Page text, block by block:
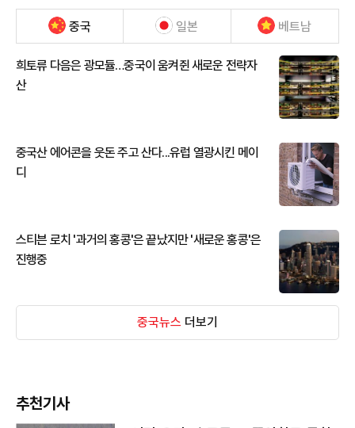
중국 일본 베트남
희토류 다음은 광모듈…중국이 움켜쥔 새로운 전략자
산
중국산 에어콘을 웃돈 주고 산다...유럽 열광시킨 메이
디
스티븐 로치 '과거의 홍콩'은 끝났지만 '새로운 홍콩'은
진행중
중국뉴스 더보기
추천기사